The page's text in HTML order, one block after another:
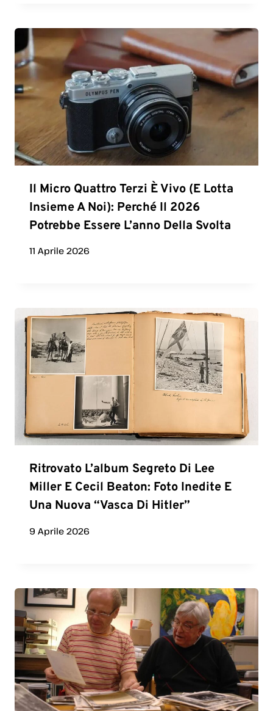
Il Micro Quattro Terzi È Vivo (e Lotta
Insieme A Noi): Perché Il 2026
Potrebbe Essere L’anno Della Svolta
11 Aprile 2026
Ritrovato L’album Segreto Di Lee
Miller E Cecil Beaton: Foto Inedite E
Una Nuova “vasca Di Hitler”
9 Aprile 2026